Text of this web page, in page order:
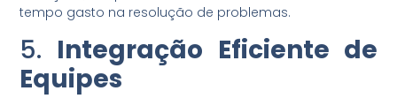
tempo gasto na resolução de problemas.
5. Integração Eficiente de
Equipes